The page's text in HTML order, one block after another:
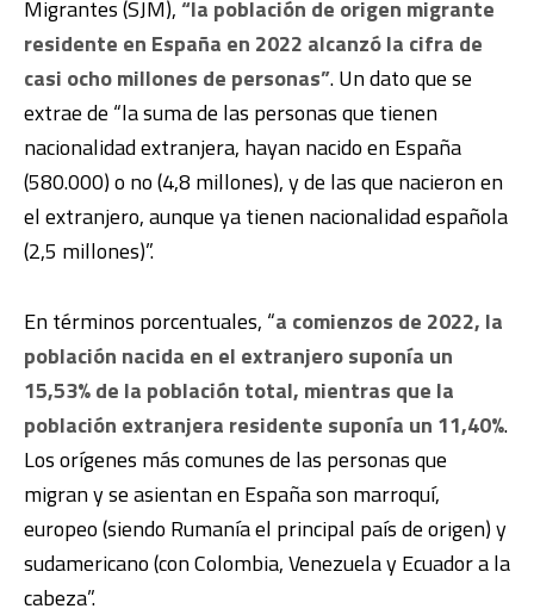
Migrantes (SJM),“la población de origen migrante
residente en España en 2022 alcanzó la cifra de
casi ocho millones de personas”. Un dato que se
extrae de “la suma de las personas que tienen
nacionalidad extranjera, hayan nacido en España
(580.000) o no (4,8 millones), y de las que nacieron en
el extranjero, aunque ya tienen nacionalidad española
(2,5 millones)”.
En términos porcentuales, “a comienzos de 2022, la
población nacida en el extranjero suponía un
15,53% de la población total, mientras que la
población extranjera residente suponía un 11,40%.
Los orígenes más comunes de las personas que
migran y se asientan en España son marroquí,
europeo (siendo Rumanía el principal país de origen) y
sudamericano (con Colombia, Venezuela y Ecuador a la
cabeza”.